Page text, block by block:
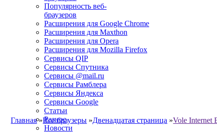
Главная»Все браузеры »Двенадцатая страница »Vole Internet
Популярность веб-
браузеров
Расширения для Google Chrome
Расширения для Maxthon
Расширения для Opera
Расширения для Mozilla Firefox
Сервисы QIP
Сервисы Спутника
Сервисы @mail.ru
Сервисы Рамблера
Сервисы Яндекса
Сервисы Google
Статьи
Разное
Новости